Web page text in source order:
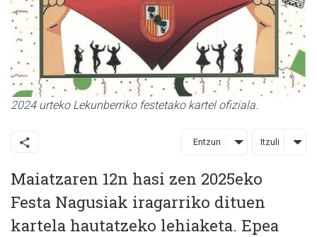
2024 urteko Lekunberriko festetako kartel ofiziala.
Entzun Itzuli
Maiatzaren 12n hasi zen 2025eko
Festa Nagusiak iragarriko dituen
kartela hautatzeko lehiaketa. Epea